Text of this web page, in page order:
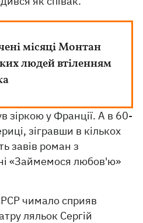
місяці Монтан
людей втіленням
зіркою у Франції. А в 60-
зігравши в кількох
завів роман з
«Займемося любов'ю»
чимало сприяв
ляльок Сергій